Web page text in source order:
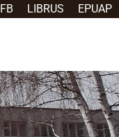
FB LIBRUS EPUAP